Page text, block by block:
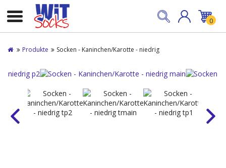
0
Produkte Socken - Kaninchen/Karotte - niedrig